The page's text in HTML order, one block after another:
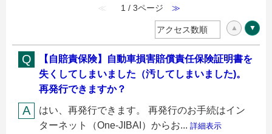
≪
1 / 3ページ ≫
【自賠責保険】自動車損害賠償責任保険証明書を
失くしてしまいました（汚してしまいました)。
再発行できますか？
はい、再発行できます。 再発行のお手続はイン
ターネット（One-JIBAI）からお... 詳細表示